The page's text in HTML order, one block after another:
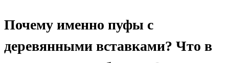
Почему именно пуфы с
деревянными вставками? Что в